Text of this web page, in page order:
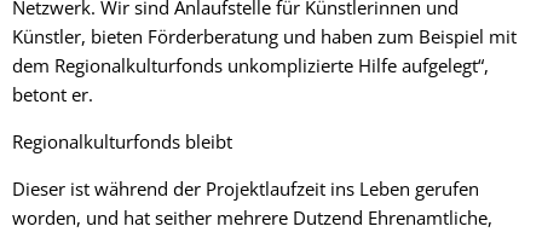
Netzwerk. Wir sind Anlaufstelle für Künstlerinnen und
Künstler, bieten Förderberatung und haben zum Beispiel mit
dem Regionalkulturfonds unkomplizierte Hilfe aufgelegt“,
betont er.
Regionalkulturfonds bleibt
Dieser ist während der Projektlaufzeit ins Leben gerufen
worden, und hat seither mehrere Dutzend Ehrenamtliche,